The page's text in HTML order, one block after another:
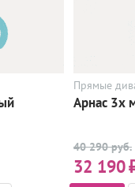
Прямые
Арнас 3х
40 290 руб.
32 190